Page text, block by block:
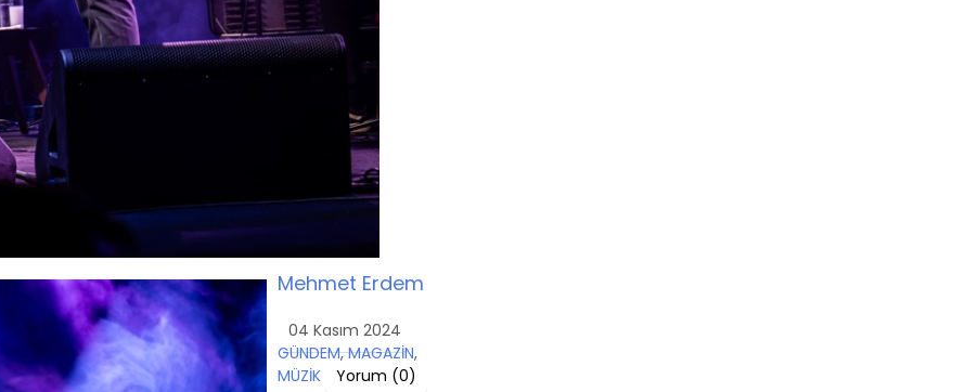
Mehmet Erdem
04 Kasım 2024
GÜNDEM,MAGAZİN,
MÜZİK
Yorum (0)